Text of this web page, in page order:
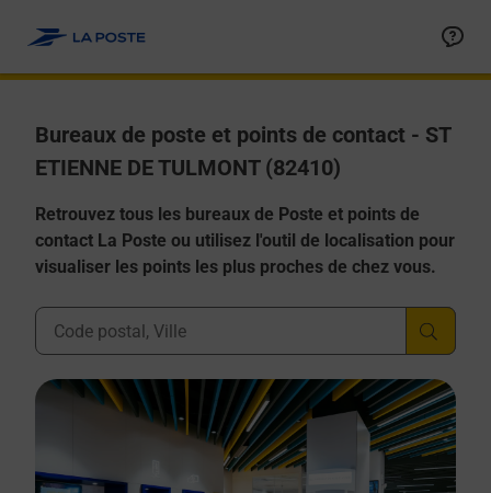
Bureaux de poste et points de contact - ST
ETIENNE DE TULMONT (82410)
Retrouvez tous les bureaux de Poste et points de
contact La Poste ou utilisez l'outil de localisation pour
visualiser les points les plus proches de chez vous.
Ville, Département, Code Postal